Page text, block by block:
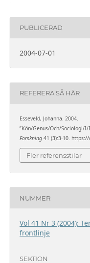
PUBLICERAD
2004-07-01
REFERERA SÅ HÄR
Esseveld, Johanna. 2004.
”Kön/Genus/Och/Sociologi/
Forskning41 (3):3-10. https://
Fler referensstilar
NUMMER
Vol 41 Nr 3 (2004):
frontlinje
SEKTION